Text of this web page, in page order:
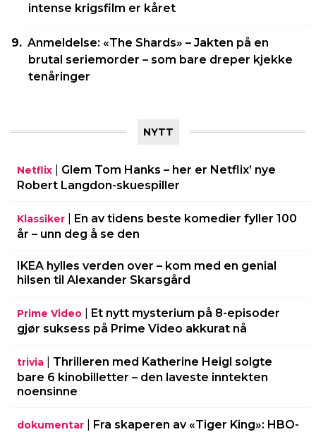
intense krigsfilm er kåret
Anmeldelse: «The Shards» – Jakten på en
brutal seriemorder – som bare dreper kjekke
tenåringer
NYTT
Netflix
Glem Tom Hanks – her er Netflix’ nye
Robert Langdon-skuespiller
Klassiker
En av tidens beste komedier fyller 100
år – unn deg å se den
IKEA hylles verden over – kom med en genial
hilsen til Alexander Skarsgård
Prime Video
Et nytt mysterium på 8-episoder
gjør suksess på Prime Video akkurat nå
trivia
Thrilleren med Katherine Heigl solgte
bare 6 kinobilletter – den laveste inntekten
noensinne
dokumentar
Fra skaperen av «Tiger King»: HBO-